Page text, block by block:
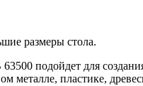
размеры стола.
подойдет для
металле, пластике,